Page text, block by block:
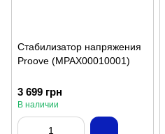
Стабилизатор напряжения
Proove (MPAX00010001)
3 699 грн
В наличии